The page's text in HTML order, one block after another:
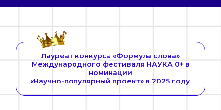
Лауреат конкурса «Формула слова»
Международного фестиваля НАУКА 0+ в
номинации
«Научно-популярный проект» в 2025 году.